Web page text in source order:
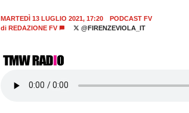
MARTEDÌ 13 LUGLIO 2021, 17:20
PODCAST FV
di REDAZIONE FV @FIRENZEVIOLA_IT